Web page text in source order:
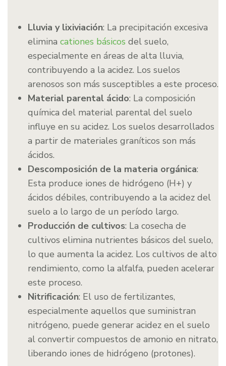
Lluvia y lixiviación: La precipitación excesiva
elimina cationes básicos del suelo,
especialmente en áreas de alta lluvia,
contribuyendo a la acidez. Los suelos
arenosos son más susceptibles a este proceso.
Material parental ácido: La composición
química del material parental del suelo
influye en su acidez. Los suelos desarrollados
a partir de materiales graníticos son más
ácidos.
Descomposición de la materia orgánica:
Esta produce iones de hidrógeno (H+) y
ácidos débiles, contribuyendo a la acidez del
suelo a lo largo de un período largo.
Producción de cultivos: La cosecha de
cultivos elimina nutrientes básicos del suelo,
lo que aumenta la acidez. Los cultivos de alto
rendimiento, como la alfalfa, pueden acelerar
este proceso.
Nitrificación: El uso de fertilizantes,
especialmente aquellos que suministran
nitrógeno, puede generar acidez en el suelo
al convertir compuestos de amonio en nitrato,
liberando iones de hidrógeno (protones).